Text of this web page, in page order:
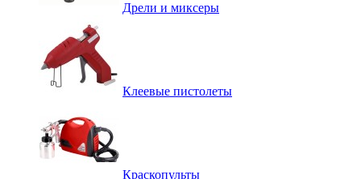
Дрели и миксеры
Клеевые пистолеты
Краскопульты